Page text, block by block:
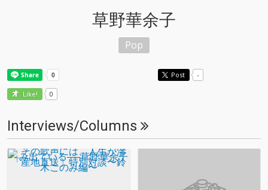
草野華余子
Pop
Post -
Like! 0
Interviews/Columns